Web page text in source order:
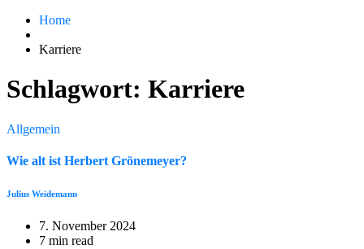
Home
Karriere
Schlagwort: Karriere
Allgemein
Wie alt ist Herbert Grönemeyer?
Julius Weidemann
7. November 2024
7 min read